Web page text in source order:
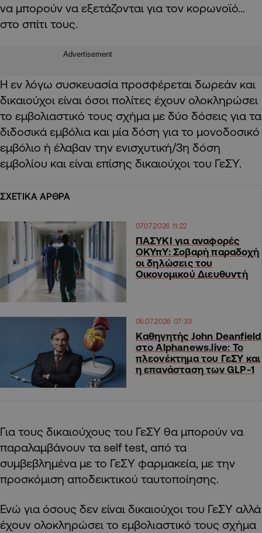
να μπορούν να εξετάζονται για τον κορωνοϊό…
στο σπίτι τους.
Advertisement
Η εν λόγω συσκευασία προσφέρεται δωρεάν και
δικαιούχοι είναι όσοι πολίτες έχουν ολοκληρώσει
το εμβολιαστικό τους σχήμα με δύο δόσεις για τα
διδοσικά εμβόλια και μία δόση για το μονοδοσικό
εμβόλιο ή έλαβαν την ενισχυτική/3η δόση
εμβολίου και είναι επίσης δικαιούχοι του ΓεΣΥ.
ΣΧΕΤΙΚΑ ΑΡΘΡΑ
07.07.2026 11:22
ΠΑΣΥΚΙ για αναφορές
ΟΚΥπΥ: Σοβαρή παραδοχή
οι δηλώσεις του
Οικονομικού Διευθυντή
05.07.2026 07:33
Καθηγητής John Deanfield
στο Alphanews.live: Το
πλεονέκτημα του ΓεΣΥ και
η επανάσταση των GLP-1
Για τους δικαιούχους του ΓεΣΥ θα μπορούν να
παραλαμβάνουν τα self test, από τα
συμβεβλημένα με το ΓεΣΥ φαρμακεία, με την
προσκόμιση αποδεικτικού ταυτοποίησης.
Ενώ για όσους δεν είναι δικαιούχοι του ΓεΣΥ αλλά
έχουν ολοκληρώσει το εμβολιαστικό τους σχήμα